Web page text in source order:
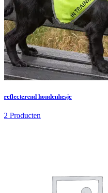
reflecterend hondenhesje
2 Producten